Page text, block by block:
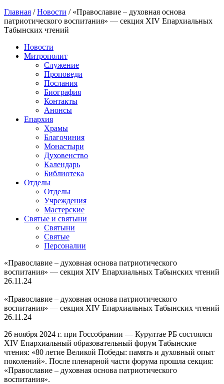
Главная /Новости / «Православие – духовная основа
патриотического воспитания» — секция XIV Епархиальных
Табынских чтений
Новости
Митрополит
Служение
Проповеди
Послания
Биография
Контакты
Анонсы
Епархия
Храмы
Благочиния
Монастыри
Духовенство
Календарь
Библиотека
Отделы
Отделы
Учреждения
Мастерские
Святые и святыни
Cвятыни
Cвятые
Персоналии
«Православие – духовная основа патриотического
воспитания» — секция XIV Епархиальных Табынских чтений
26.11.24
«Православие – духовная основа патриотического
воспитания» — секция XIV Епархиальных Табынских чтений
26.11.24
26 ноября 2024 г. при Госсобрании — Курултае РБ состоялся
XIV Епархиальный образовательный форум Табынские
чтения: «80 летие Великой Победы: память и духовный опыт
поколений». После пленарной части форума прошла секция:
«Православие – духовная основа патриотического
воспитания».